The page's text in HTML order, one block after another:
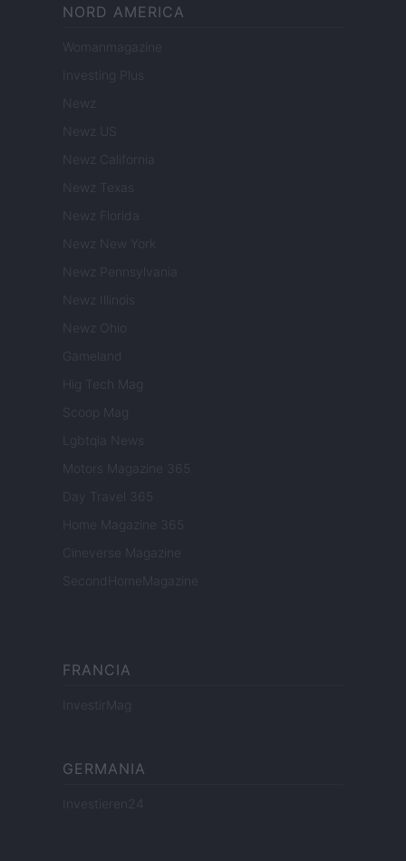
NORD AMERICA
Womanmagazine
Investing Plus
Newz
Newz US
Newz California
Newz Texas
Newz Florida
Newz New York
Newz Pennsylvania
Newz Illinois
Newz Ohio
Gameland
Hig Tech Mag
Scoop Mag
Lgbtqia News
Motors Magazine 365
Day Travel 365
Home Magazine 365
Cineverse Magazine
SecondHomeMagazine
FRANCIA
InvestirMag
GERMANIA
Investieren24